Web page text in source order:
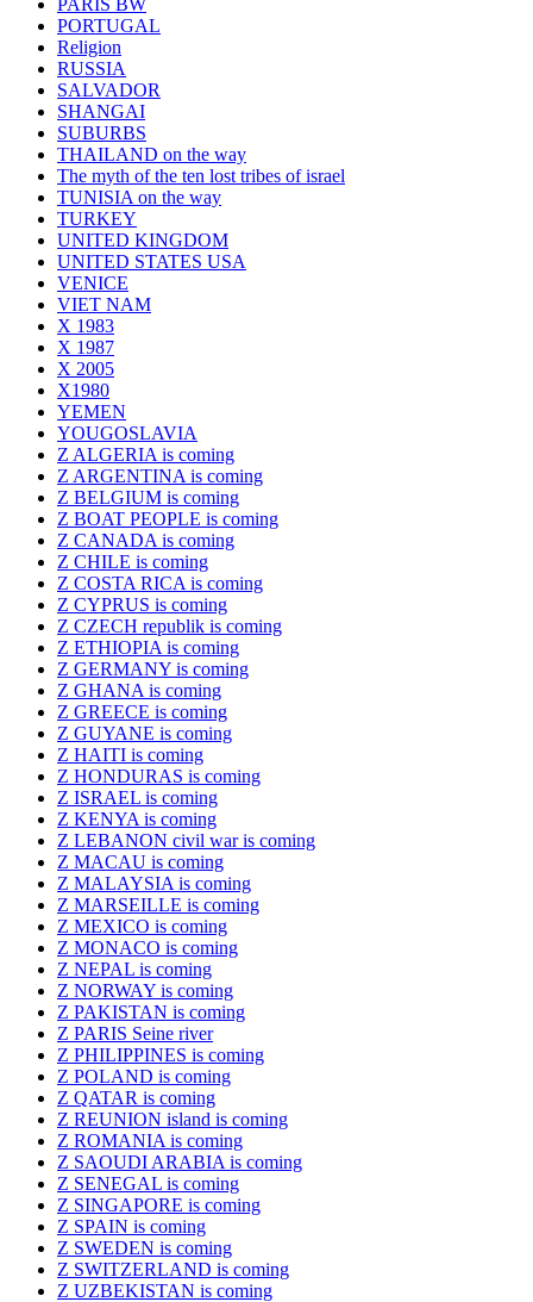
PORTUGAL
Religion
RUSSIA
SALVADOR
SHANGAI
SUBURBS
THAILAND on the way
The myth of the ten lost tribes of israel
TUNISIA on the way
TURKEY
UNITED KINGDOM
UNITED STATES USA
VENICE
VIET NAM
X 1983
X 1987
X 2005
X1980
YEMEN
YOUGOSLAVIA
Z ALGERIA is coming
Z ARGENTINA is coming
Z BELGIUM is coming
Z BOAT PEOPLE is coming
Z CANADA is coming
Z CHILE is coming
Z COSTA RICA is coming
Z CYPRUS is coming
Z CZECH republik is coming
Z ETHIOPIA is coming
Z GERMANY is coming
Z GHANA is coming
Z GREECE is coming
Z GUYANE is coming
Z HAITI is coming
Z HONDURAS is coming
Z ISRAEL is coming
Z KENYA is coming
Z LEBANON civil war is coming
Z MACAU is coming
Z MALAYSIA is coming
Z MARSEILLE is coming
Z MEXICO is coming
Z MONACO is coming
Z NEPAL is coming
Z NORWAY is coming
Z PAKISTAN is coming
Z PARIS Seine river
Z PHILIPPINES is coming
Z POLAND is coming
Z QATAR is coming
Z REUNION island is coming
Z ROMANIA is coming
Z SAOUDI ARABIA is coming
Z SENEGAL is coming
Z SINGAPORE is coming
Z SPAIN is coming
Z SWEDEN is coming
Z SWITZERLAND is coming
Z UZBEKISTAN is coming